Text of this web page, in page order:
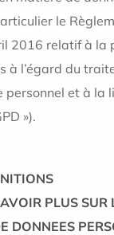
le
2016 relatif à la
à l’égard du
personnel et à la
»).
PLUS SUR
DONNEES